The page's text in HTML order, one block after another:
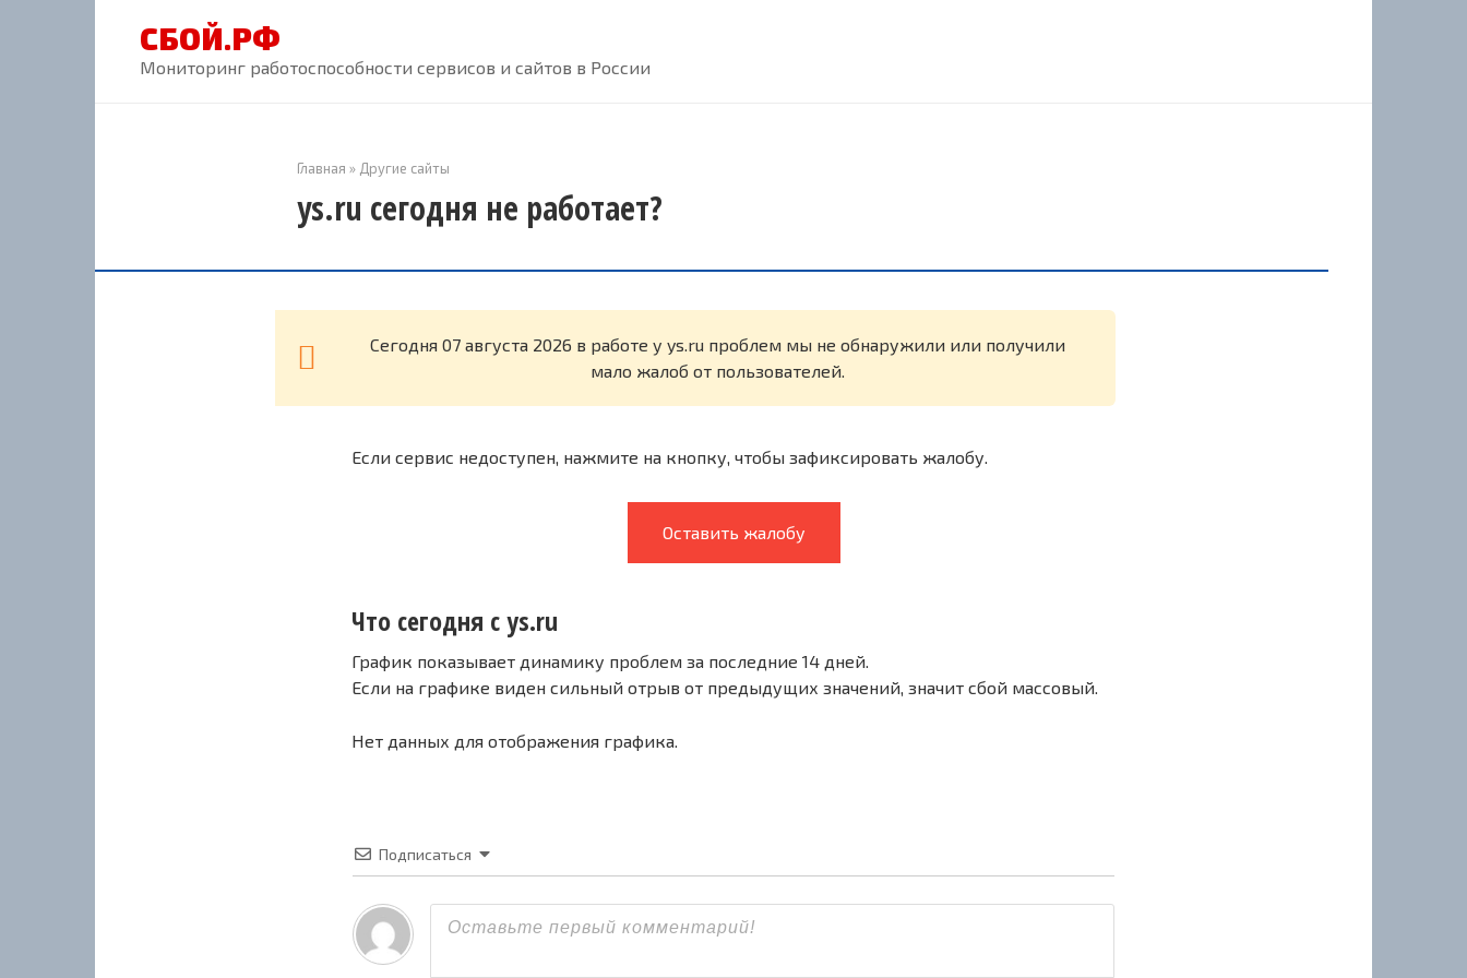
СБОЙ.РФ
Мониторинг работоспособности сервисов и сайтов в России
Главная » Другие сайты
ys.ru сегодня не работает?
Cегодня 07 августа 2026 в работе у ys.ru проблем мы не обнаружили или получили
мало жалоб от пользователей.
Если сервис недоступен, нажмите на кнопку, чтобы зафиксировать жалобу.
Оставить жалобу
Что сегодня с ys.ru
График показывает динамику проблем за последние 14 дней.
Если на графике виден сильный отрыв от предыдущих значений, значит сбой массовый.
Нет данных для отображения графика.
Подписаться